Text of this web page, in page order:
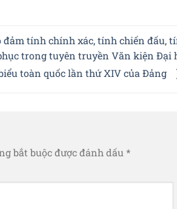
đảm tính chính xác, tính chiến đấu,
trong tuyên truyền Văn kiện Đại
toàn quốc lần thứ XIV của Đảng
bắt buộc được đánh dấu *